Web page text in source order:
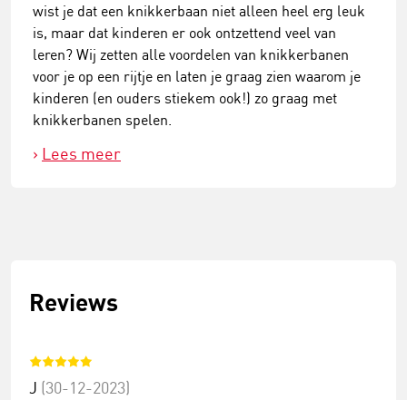
wist je dat een knikkerbaan niet alleen heel erg leuk
is, maar dat kinderen er ook ontzettend veel van
leren? Wij zetten alle voordelen van knikkerbanen
voor je op een rijtje en laten je graag zien waarom je
kinderen (en ouders stiekem ook!) zo graag met
knikkerbanen spelen.
Lees meer
Reviews
J (30-12-2023)